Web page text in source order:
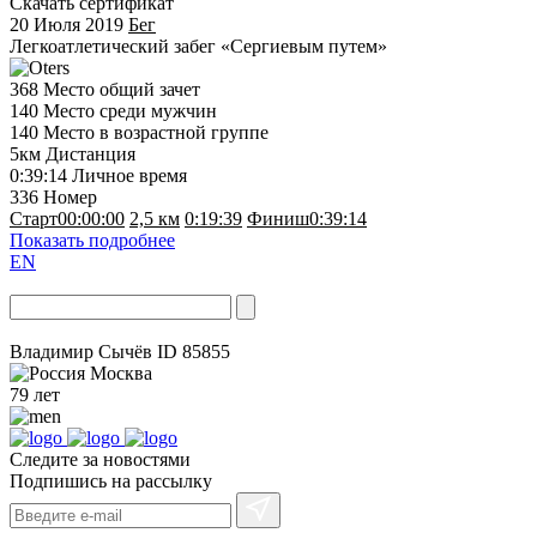
20 Июля 2019 Бег
Легкоатлетический забег «Сергиевым путем»
368 Место общий зачет
140 Место среди мужчин
140 Место в возрастной группе
5км Дистанция
0:39:14 Личное время
336 Номер
Старт00:00:00 2,5 км 0:19:39 Финиш0:39:14
Показать подробнее
EN
Владимир Сычёв ID 85855
Москва
79 лет
Следите за новостями
Подпишись на рассылку